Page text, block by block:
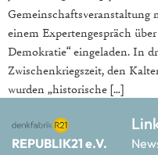
Gemeinschaftsveranstaltung
einem Expertengespräch
Demokratie“ eingeladen. In
Zwischenkriegszeit, den
wurden „historische […]
REPUBLIK21 e.V.